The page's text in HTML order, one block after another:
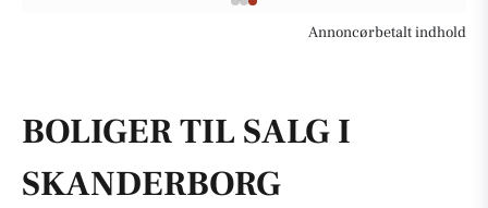
Annoncørbetalt indhold
BOLIGER TIL SALG I
SKANDERBORG